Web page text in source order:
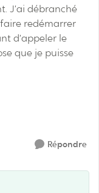
J’ai débranché
redémarrer
d’appeler le
que je puisse
Répondre